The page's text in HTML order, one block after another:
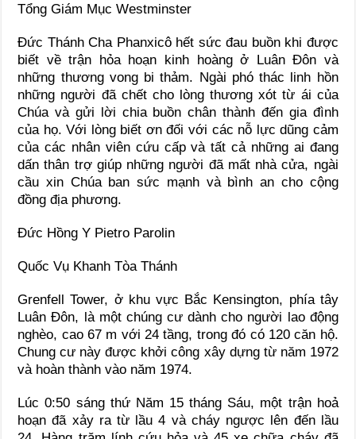
Tổng Giám Mục Westminster
Đức Thánh Cha Phanxicô hết sức đau buồn khi được
biết về trận hỏa hoạn kinh hoàng ở Luân Đôn và
những thương vong bi thảm. Ngài phó thác linh hồn
những người đã chết cho lòng thương xót từ ái của
Chúa và gửi lời chia buồn chân thành đến gia đình
của họ. Với lòng biết ơn đối với các nỗ lực dũng cảm
của các nhân viên cứu cấp và tất cả những ai đang
dấn thân trợ giúp những người đã mất nhà cửa, ngài
cầu xin Chúa ban sức mạnh và bình an cho cộng
đồng địa phương.
Đức Hồng Y Pietro Parolin
Quốc Vụ Khanh Tòa Thánh
Grenfell Tower, ở khu vực Bắc Kensington, phía tây
Luân Đôn, là một chúng cư dành cho người lao động
nghèo, cao 67 m với 24 tầng, trong đó có 120 căn hộ.
Chung cư này được khởi công xây dựng từ năm 1972
và hoàn thành vào năm 1974.
Lúc 0:50 sáng thứ Năm 15 tháng Sáu, một trận hoả
hoạn đã xảy ra từ lầu 4 và cháy ngược lên đến lầu